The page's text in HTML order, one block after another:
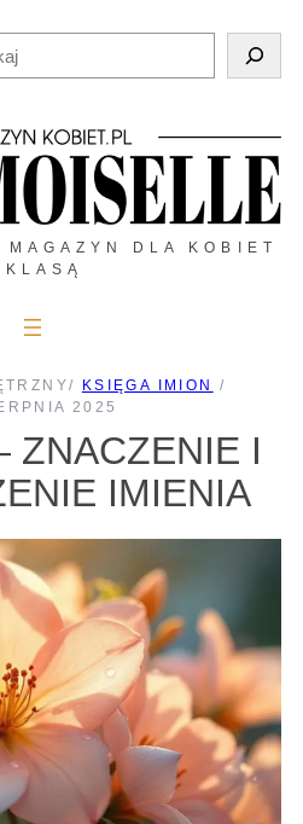
DLA KOBIET
/ KSIĘGA IMION
/
2025
ZNACZENIE I
IMIENIA